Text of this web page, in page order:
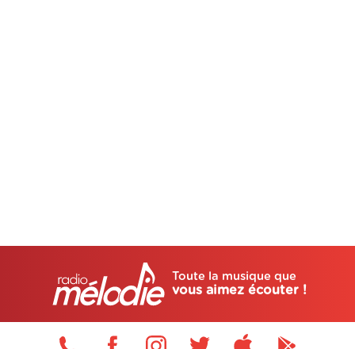
Toute la musique que
vous aimez écouter !